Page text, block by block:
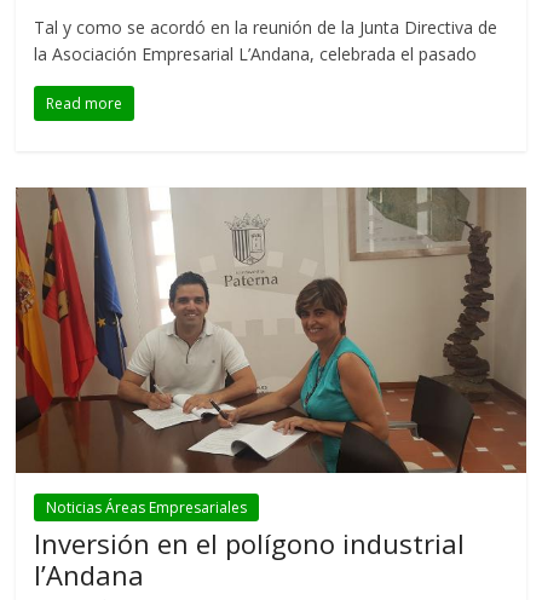
Tal y como se acordó en la reunión de la Junta Directiva de
la Asociación Empresarial L’Andana, celebrada el pasado
Read more
Noticias Áreas Empresariales
Inversión en el polígono industrial
l’Andana